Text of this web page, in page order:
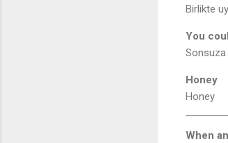
Birlikte
You
Honey
Honey
When